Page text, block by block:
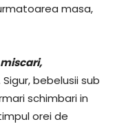
masa,
Sigur, bebelusii sub
schimbari in
orei de